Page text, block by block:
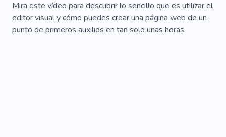
Mira este vídeo para descubrir lo sencillo que es utilizar el
editor visual y cómo puedes crear una página web de un
punto de primeros auxilios en tan solo unas horas.